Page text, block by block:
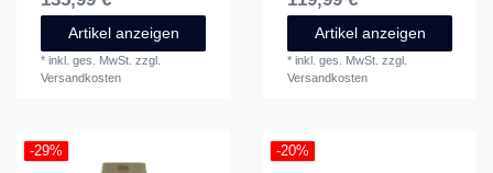
Artikel anzeigen
*inkl. ges. MwSt. zzgl.
Versandkosten
Artikel anzeigen
*inkl. ges. MwSt. zzgl.
Versandkosten
-29% -20%